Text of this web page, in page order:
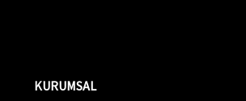
KURUMSAL